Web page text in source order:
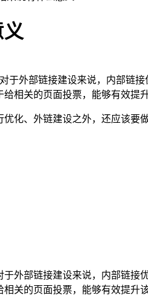
义
于外部链接建设来说，内部链
相关的页面投票，能够有效提
化、外链建设之外，还应该要
外部链接建设来说，内部链
关的页面投票，能够有效提升